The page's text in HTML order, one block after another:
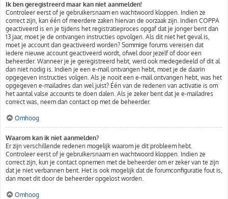
Ik ben geregistreerd maar kan niet aanmelden!
Controleer eerst of je gebruikersnaam en wachtwoord kloppen. Indien ze
correct zijn, kan één of meerdere zaken hiervan de oorzaak zijn. Indien COPPA
geactiveerd is en je tijdens het registratieproces opgaf dat je jonger bent dan
13 jaar, moet je de ontvangen instructies opvolgen. Als dit niet het geval is,
moet je account dan geactiveerd worden? Sommige forums vereisen dat
iedere nieuwe account geactiveerd wordt, ofwel door jezelf of door een
beheerder. Wanneer je je geregistreerd hebt, werd ook medegedeeld of dit al
dan niet nodig is. Indien je een e-mail ontvangen hebt, moet je de daarin
opgegeven instructies volgen. Als je nooit een e-mail ontvangen hebt, was het
opgegeven e-mailadres dan wel juist? Één van de redenen van activatie is om
het aantal valse accounts te doen dalen. Als je zeker bent dat je e-mailadres
correct was, neem dan contact op met de beheerder.
Omhoog
Waarom kan ik niet aanmelden?
Er zijn verschillende redenen mogelijk waarom je dit probleem hebt.
Controleer eerst of je gebruikersnaam en wachtwoord kloppen. Indien ze
correct zijn, kun je contact opnemen met de beheerder om er zeker van te zijn
dat je niet verbannen bent. Het is ook mogelijk dat de forumconfiguratie fout is,
dan moet dit door de beheerder opgelost worden.
Omhoog